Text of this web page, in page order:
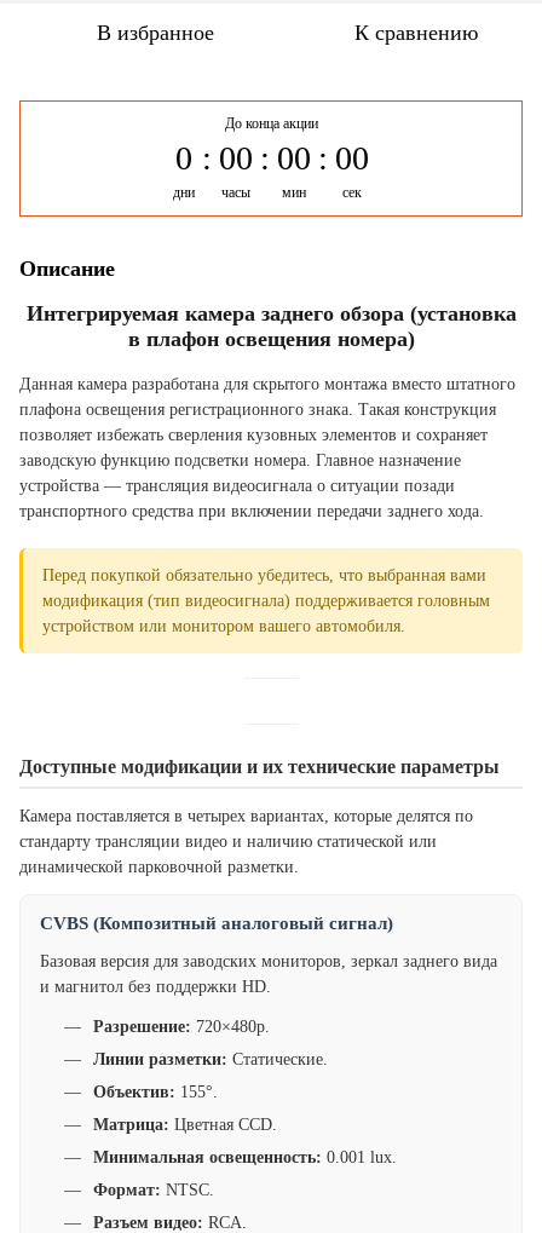
В избранное К сравнению
До конца акции
0
дни
00
часы
00
мин
00
сек
Описание
Интегрируемая камера заднего обзора (установка
в плафон освещения номера)
Данная камера разработана для скрытого монтажа вместо штатного
плафона освещения регистрационного знака. Такая конструкция
позволяет избежать сверления кузовных элементов и сохраняет
заводскую функцию подсветки номера. Главное назначение
устройства — трансляция видеосигнала о ситуации позади
транспортного средства при включении передачи заднего хода.
Перед покупкой обязательно убедитесь, что выбранная вами
модификация (тип видеосигнала) поддерживается головным
устройством или монитором вашего автомобиля.
Доступные модификации и их технические параметры
Камера поставляется в четырех вариантах, которые делятся по
стандарту трансляции видео и наличию статической или
динамической парковочной разметки.
CVBS (Композитный аналоговый сигнал)
Базовая версия для заводских мониторов, зеркал заднего вида
и магнитол без поддержки HD.
Разрешение: 720×480p.
Линии разметки: Статические.
Объектив: 155°.
Матрица: Цветная CCD.
Минимальная освещенность: 0.001 lux.
Формат: NTSC.
Разъем видео: RCA.